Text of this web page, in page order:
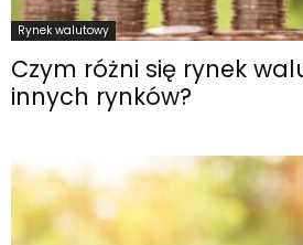
Rynek walutowy
Czym różni się rynek
innych rynków?